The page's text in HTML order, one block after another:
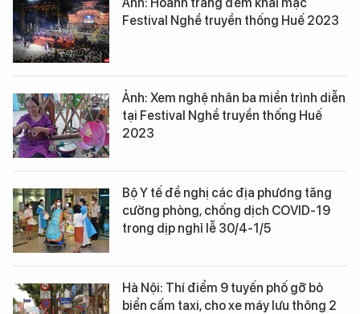
Festival Nghề truyền thống Huế 2023
Ảnh: Xem nghệ nhân ba miền trình diễn
tại Festival Nghề truyền thống Huế
2023
Bộ Y tế đề nghị các địa phương tăng
cường phòng, chống dịch COVID-19
trong dịp nghỉ lễ 30/4-1/5
Hà Nội: Thí điểm 9 tuyến phố gỡ bỏ
biển cấm taxi, cho xe máy lưu thông 2